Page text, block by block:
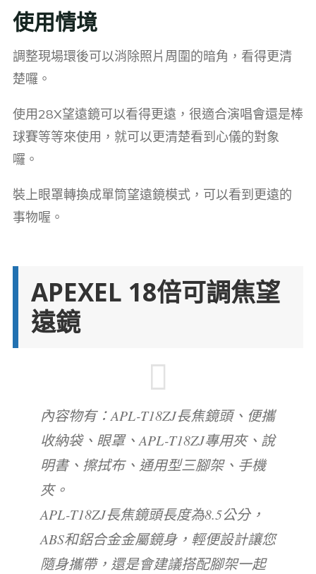
使用情境
調整現場環後可以消除照片周圍的暗角，看得更清
楚囉。
使用28X望遠鏡可以看得更遠，很適合演唱會還是棒
球賽等等來使用，就可以更清楚看到心儀的對象
囉。
裝上眼罩轉換成單筒望遠鏡模式，可以看到更遠的
事物喔。
APEXEL 18倍可調焦望
遠鏡
內容物有：APL-T18ZJ長焦鏡頭、便攜
收納袋、眼罩、APL-T18ZJ專用夾、說
明書、擦拭布、通用型三腳架、手機
夾。
APL-T18ZJ長焦鏡頭長度為8.5公分，
ABS和鋁合金金屬鏡身，輕便設計讓您
隨身攜帶，還是會建議搭配腳架一起